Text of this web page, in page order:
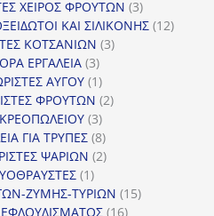
προϊόντα
ΧΕΙΡΟΣ ΦΡΟΥΤΩΝ 33
προϊόντα
ΚΑΙ ΣΙΛΙΚΟΝΗΣ 1212
ΚΟΤΣΑΝΙΩΝ 33
ΕΡΓΑΛΕΙΑ 33
προϊόντα
ΑΥΓΟΥ 11
προϊόν
ΦΡΟΥΤΩΝ 22
33
προϊόντα
ΓΙΑ ΤΡΥΠΕΣ 88
προϊόντα
ΨΑΡΙΩΝ 22
11
προϊόν
ΖΥΜΗΣ-ΤΥΡΙΩΝ 1515
1616